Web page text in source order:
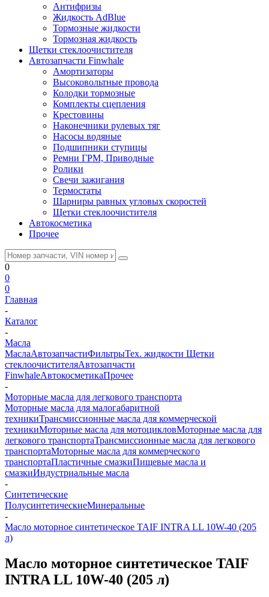
Антифризы
Жидкость AdBlue
Тормозные жидкости
Тормозная жидкость
Щетки стеклоочистителя
Автозапчасти Finwhale
Амортизаторы
Высоковольтные провода
Колодки тормозные
Комплекты сцепления
Крестовины
Наконечники рулевых тяг
Насосы водяные
Подшипники ступицы
Ремни ГРМ, Приводные
Ролики
Свечи зажигания
Термостаты
Шарниры равных угловых скоростей
Щетки стеклоочистителя
Автокосметика
Прочее
0
0
0
Главная
-
Каталог
-
Масла
МаслаАвтозапчастиФильтрыТех. жидкости Щетки
стеклоочистителяАвтозапчасти
FinwhaleАвтокосметикаПрочее
-
Моторные масла для легкового транспорта
Моторные масла для малогабаритной
техникиТрансмиссионные масла для коммерческой
техникиМоторные масла для мотоцикловМоторные масла для
легкового транспортаТрансмиссионные масла для легкового
транспортаМоторные масла для коммерческого
транспортаПластичные смазкиПищевые масла и
смазкиИндустриальные масла
-
Синтетические
ПолусинтетическиеМинеральные
-
Масло моторное синтетическое TAIF INTRA LL 10W-40 (205
л)
Масло моторное синтетическое TAIF
INTRA LL 10W-40 (205 л)